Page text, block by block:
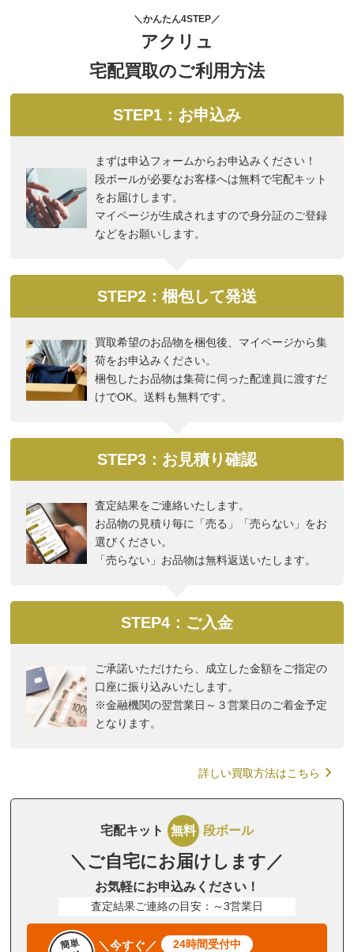
＼かんたん4STEP／
アクリュ
宅配買取のご利用方法
STEP1：お申込み
まずは申込フォームからお申込みください！
段ボールが必要なお客様へは無料で宅配キット
をお届けします。
マイページが生成されますので身分証のご登録
などをお願いします。
STEP2：梱包して発送
買取希望のお品物を梱包後、マイページから集
荷をお申込みください。
梱包したお品物は集荷に伺った配達員に渡すだ
けでOK。送料も無料です。
STEP3：お見積り確認
査定結果をご連絡いたします。
お品物の見積り毎に「売る」「売らない」をお
選びください。
「売らない」お品物は無料返送いたします。
STEP4：ご入金
ご承諾いただけたら、成立した金額をご指定の
口座に振り込みいたします。
※金融機関の翌営業日～３営業日のご着金予定
となります。
詳しい買取方法はこちら
宅配キット 無料 段ボール
＼ご自宅にお届けします／
お気軽にお申込みください！
査定結果ご連絡の目安：～3営業日
簡単 ＼今すぐ／ 24時間受付中